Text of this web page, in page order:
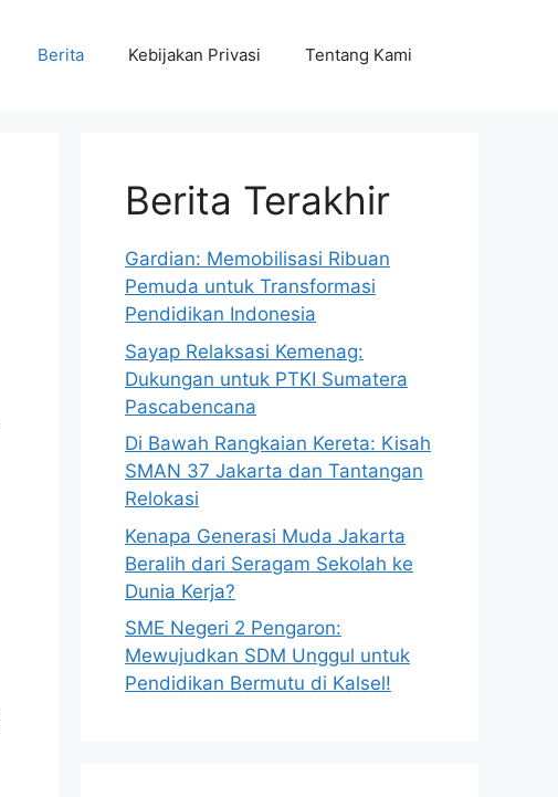
Berita Kebijakan Privasi Tentang Kami
Berita Terakhir
Gardian: Memobilisasi Ribuan
Pemuda untuk Transformasi
Pendidikan Indonesia
Sayap Relaksasi Kemenag:
Dukungan untuk PTKI Sumatera
Pascabencana
Di Bawah Rangkaian Kereta: Kisah
SMAN 37 Jakarta dan Tantangan
Relokasi
Kenapa Generasi Muda Jakarta
Beralih dari Seragam Sekolah ke
Dunia Kerja?
SME Negeri 2 Pengaron:
Mewujudkan SDM Unggul untuk
Pendidikan Bermutu di Kalsel!